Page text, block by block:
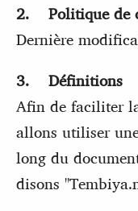
2. Politique de
Dernière
3. Définitions
Afin de faciliter
allons utiliser
long du
disons